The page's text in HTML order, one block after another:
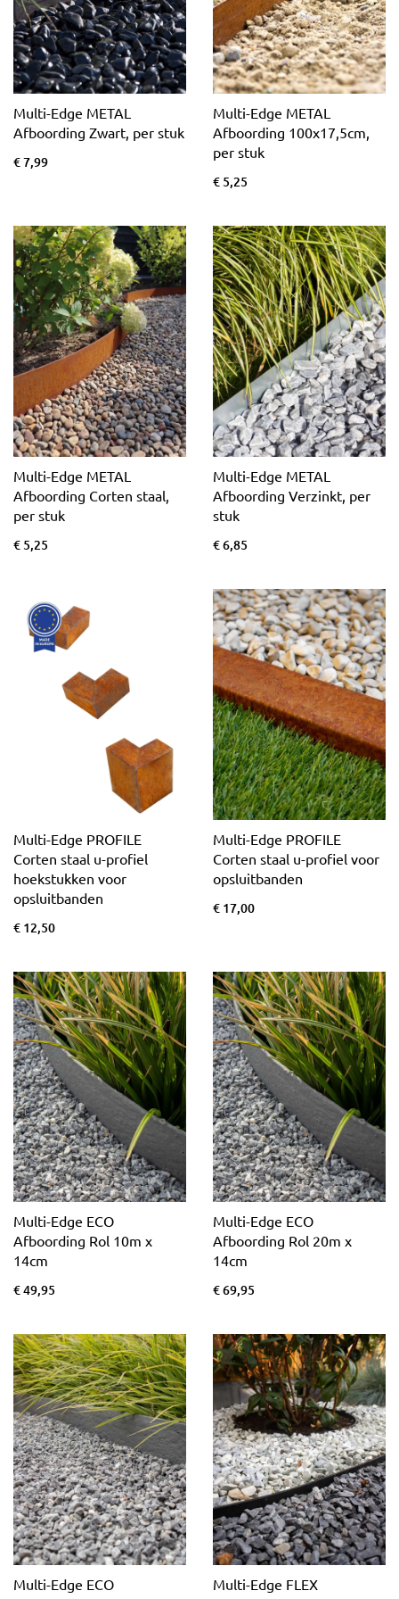
adviesmet betrekking tot
Borderranden.
Multi-Edge METAL
Afboording Zwart, per stuk
€ 7,99
Multi-Edge METAL
Afboording 100x17,5cm,
per stuk
€ 5,25
Multi-Edge METAL
Afboording Corten staal,
per stuk
€ 5,25
Multi-Edge METAL
Afboording Verzinkt, per
stuk
€ 6,85
Multi-Edge PROFILE
Corten staal u-profiel
hoekstukken voor
opsluitbanden
€ 12,50
Multi-Edge PROFILE
Corten staal u-profiel voor
opsluitbanden
€ 17,00
Multi-Edge ECO
Afboording Rol 10m x
14cm
€ 49,95
Multi-Edge ECO
Afboording Rol 20m x
14cm
€ 69,95
Multi-Edge ECO
Multi-Edge FLEX